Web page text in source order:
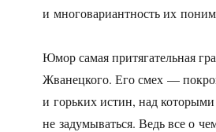
и многовариантность их
Юмор самая притягательная
Жванецкого. Его смех —
и горьких истин, над
не задумываться. Ведь все о